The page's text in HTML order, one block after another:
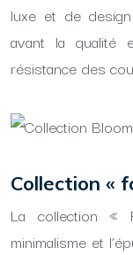
luxe et de
avant la qualité
résistance des
Collection «
La collection «
minimalisme et